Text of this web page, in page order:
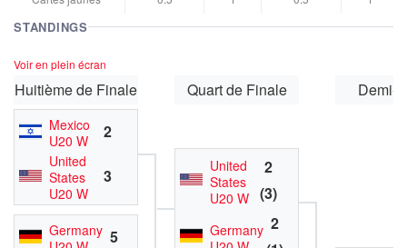
STANDINGS
Voir en plein écran
Huitième de Finale
Mexico
U20 W
2
United
States
U20 W
3
Germany 5
Quart de Finale
United
States
U20 W
2
(3)
Germany 2
Demi-